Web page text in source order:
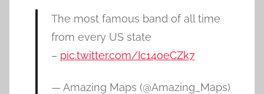
The most famous band of all time
from every US state
– pic.twitter.com/Ic14oeCZk7
— Amazing Maps (@Amazing_Maps)